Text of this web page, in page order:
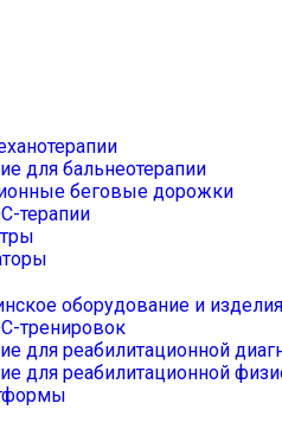
для бальнеотерапии
беговые дорожки
терапии
оборудование и изделия
тренировок
для реабилитационной
для реабилитационной